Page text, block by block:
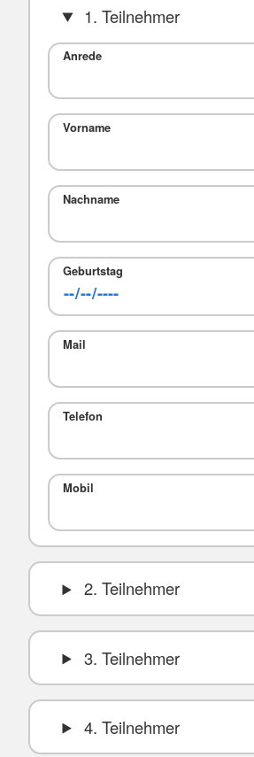
1. Teilnehmer
Anrede
Vorname
Nachname
Geburtstag
Mail
Telefon
Mobil
2. Teilnehmer
3. Teilnehmer
4. Teilnehmer